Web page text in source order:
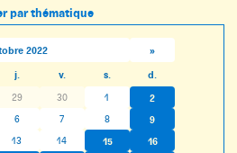
par thématique
2022
»
j. v. s.
d.
29 30 1
2
6 7 8
9
13 14 15
16